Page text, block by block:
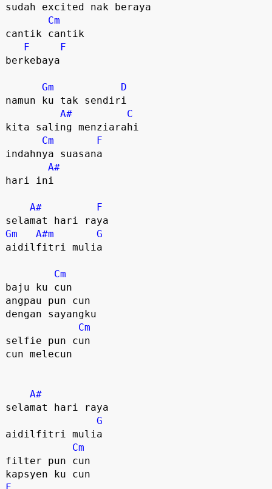
sudah excited nak beraya
Cm
cantik cantik
F
F
berkebaya
Gm
D
namun ku tak sendiri
A#
C
kita saling menziarahi
Cm
F
indahnya suasana
A#
hari ini
A#
F
Gm
A#m
G
aidilfitri mulia
Cm
baju ku cun
angpau pun cun
dengan sayangku
Cm
selfie pun cun
cun melecun
A#
selamat hari raya
G
aidilfitri mulia
Cm
filter pun cun